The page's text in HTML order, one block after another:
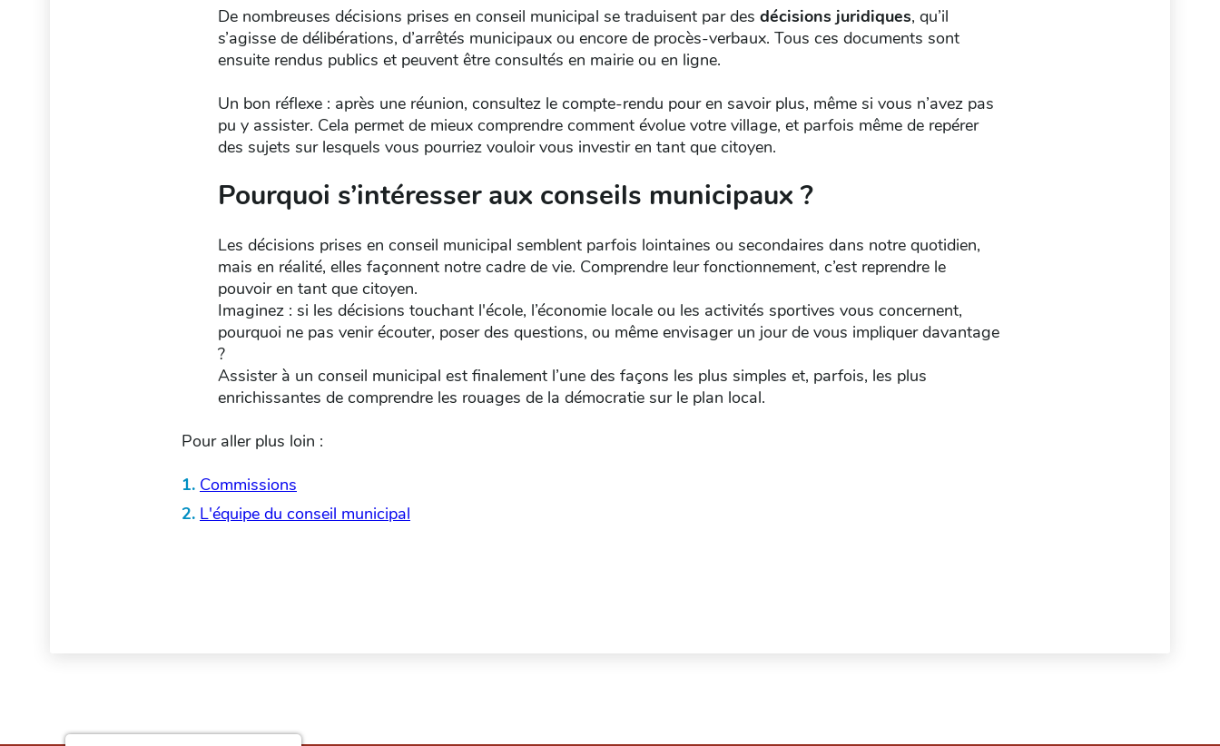
De nombreuses décisions prises en conseil municipal se traduisent par des décisions juridiques, qu’il
s’agisse de délibérations, d’arrêtés municipaux ou encore de procès-verbaux. Tous ces documents sont
ensuite rendus publics et peuvent être consultés en mairie ou en ligne.
Un bon réflexe : après une réunion, consultez le compte-rendu pour en savoir plus, même si vous n’avez pas
pu y assister. Cela permet de mieux comprendre comment évolue votre village, et parfois même de repérer
des sujets sur lesquels vous pourriez vouloir vous investir en tant que citoyen.
Pourquoi s’intéresser aux conseils municipaux ?
Les décisions prises en conseil municipal semblent parfois lointaines ou secondaires dans notre quotidien,
mais en réalité, elles façonnent notre cadre de vie. Comprendre leur fonctionnement, c’est reprendre le
pouvoir en tant que citoyen.
Imaginez : si les décisions touchant l'école, l’économie locale ou les activités sportives vous concernent,
pourquoi ne pas venir écouter, poser des questions, ou même envisager un jour de vous impliquer davantage
?
Assister à un conseil municipal est finalement l’une des façons les plus simples et, parfois, les plus
enrichissantes de comprendre les rouages de la démocratie sur le plan local.
Pour aller plus loin :
Commissions
L'équipe du conseil municipal